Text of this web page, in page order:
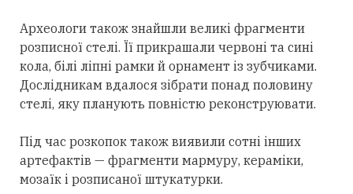
Археологи також знайшли великі фрагменти
розписної стелі. Її прикрашали червоні та сині
кола, білі ліпні рамки й орнамент із зубчиками.
Дослідникам вдалося зібрати понад половину
стелі, яку планують повністю реконструювати.
Під час розкопок також виявили сотні інших
артефактів — фрагменти мармуру, кераміки,
мозаїк і розписаної штукатурки.